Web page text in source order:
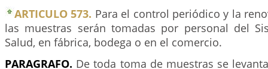
ARTICULO 573. Para el control periódico y la
las muestras serán tomadas por personal del
Salud, en fábrica, bodega o en el comercio.
PARAGRAFO. De toda toma de muestras se